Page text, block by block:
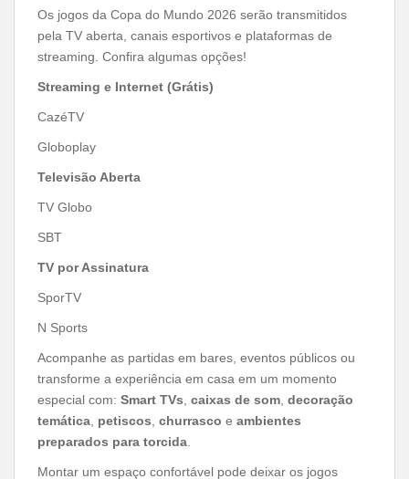
Os jogos da Copa do Mundo 2026 serão transmitidos
pela TV aberta, canais esportivos e plataformas de
streaming. Confira algumas opções!
Streaming e Internet (Grátis)
CazéTV
Globoplay
Televisão Aberta
TV Globo
SBT
TV por Assinatura
SporTV
N Sports
Acompanhe as partidas em bares, eventos públicos ou
transforme a experiência em casa em um momento
especial com: Smart TVs, caixas de som, decoração
temática, petiscos, churrasco e ambientes
preparados para torcida.
Montar um espaço confortável pode deixar os jogos